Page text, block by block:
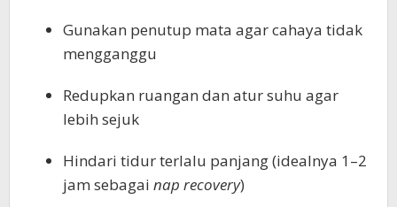
Gunakan penutup mata agar cahaya tidak
mengganggu
Redupkan ruangan dan atur suhu agar
lebih sejuk
Hindari tidur terlalu panjang (idealnya 1–2
jam sebagai nap recovery)